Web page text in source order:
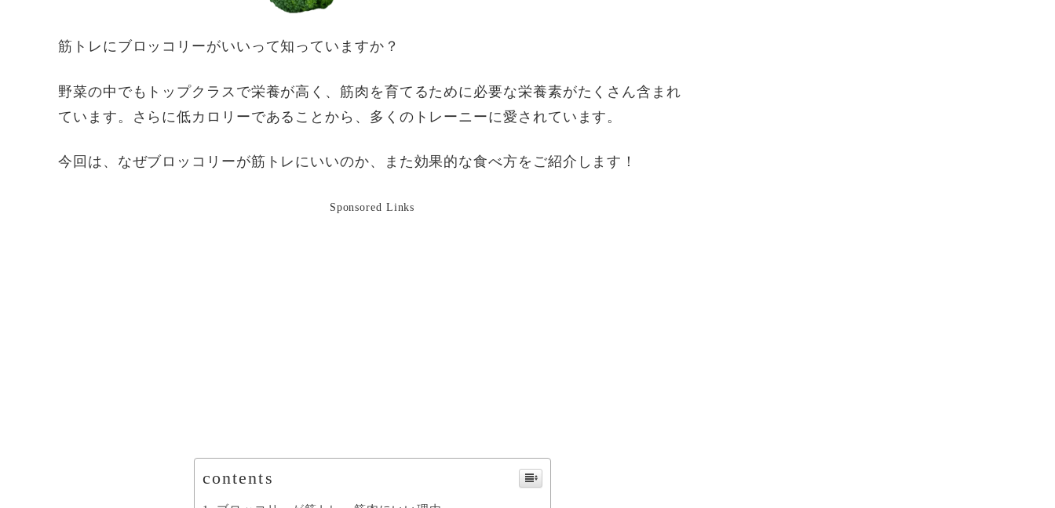
筋トレにブロッコリーがいいって知っていますか？
野菜の中でもトップクラスで栄養が高く、筋肉を育てるために必要な栄養素がたくさん含まれ
ています。さらに低カロリーであることから、多くのトレーニーに愛されています。
今回は、なぜブロッコリーが筋トレにいいのか、また効果的な食べ方をご紹介します！
Sponsored Links
contents